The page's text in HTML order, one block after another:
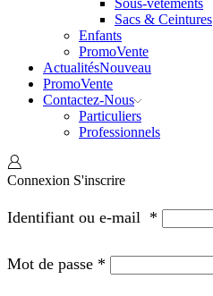
Sacs & Ceintures
Enfants
PromoVente
ActualitésNouveau
PromoVente
Contactez-Nous
Particuliers
Professionnels
Connexion S'inscrire
Identifiant ou e-mail *
Mot de passe *